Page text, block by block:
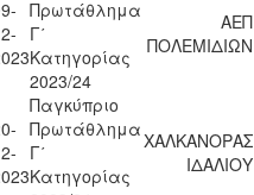
Πρωτάθλημα
Γ΄
Κατηγορίας
2023/24
ΑΕΠ
ΠΟΛΕΜΙΔΙΩΝ
Παγκύπριο
Πρωτάθλημα
Γ΄
Κατηγορίας
ΧΑΛΚΑΝΟΡΑΣ
ΙΔΑΛΙΟΥ